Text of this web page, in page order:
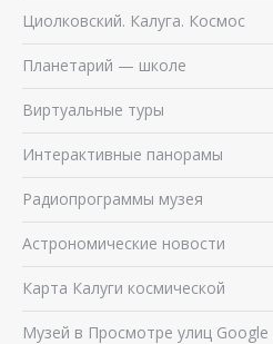
Циолковский. Калуга. Космос
Планетарий — школе
Виртуальные туры
Интерактивные панорамы
Радиопрограммы музея
Астрономические новости
Карта Калуги космической
Музей в Просмотре улиц Google